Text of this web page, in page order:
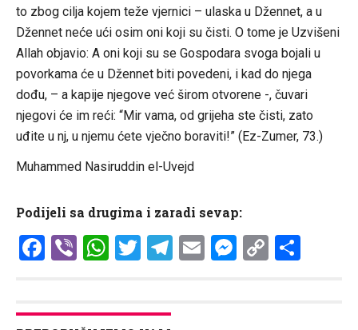
to zbog cilja kojem teže vjernici – ulaska u Džennet, a u
Džennet neće ući osim oni koji su čisti. O tome je Uzvišeni
Allah objavio: A oni koji su se Gospodara svoga bojali u
povorkama će u Džennet biti povedeni, i kad do njega
dođu, – a kapije njegove već širom otvorene -, čuvari
njegovi će im reći: “Mir vama, od grijeha ste čisti, zato
uđite u nj, u njemu ćete vječno boraviti!” (Ez-Zumer, 73.)
Muhammed Nasiruddin el-Uvejd
Podijeli sa drugima i zaradi sevap:
Facebook
ViberWhatsApp
Twitter
Telegram
EmailCopy